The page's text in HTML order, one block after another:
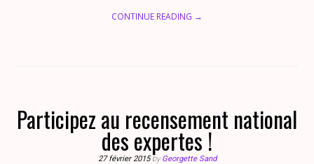
CONTINUE READING →
Participez au recensement national
des expertes !
27 février 2015byGeorgette Sand